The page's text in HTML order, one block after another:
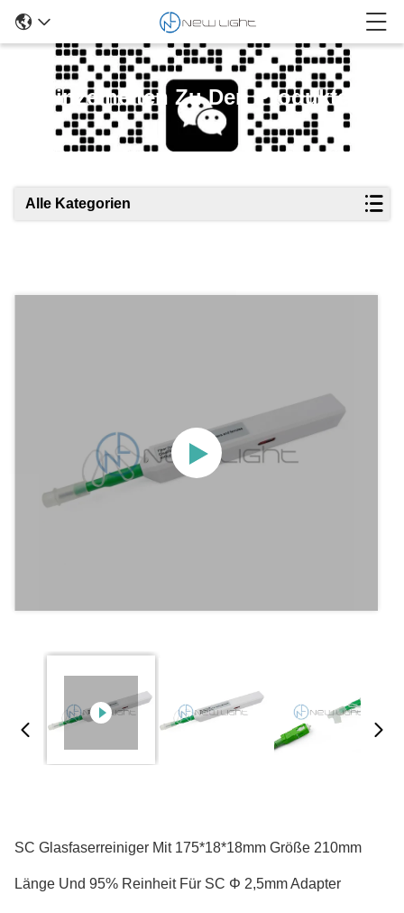
Einzelheiten Zu Den Produkten
Alle Kategorien
SC Glasfaserreiniger Mit 175*18*18mm Größe 210mm
Länge Und 95% Reinheit Für SC Φ 2,5mm Adapter